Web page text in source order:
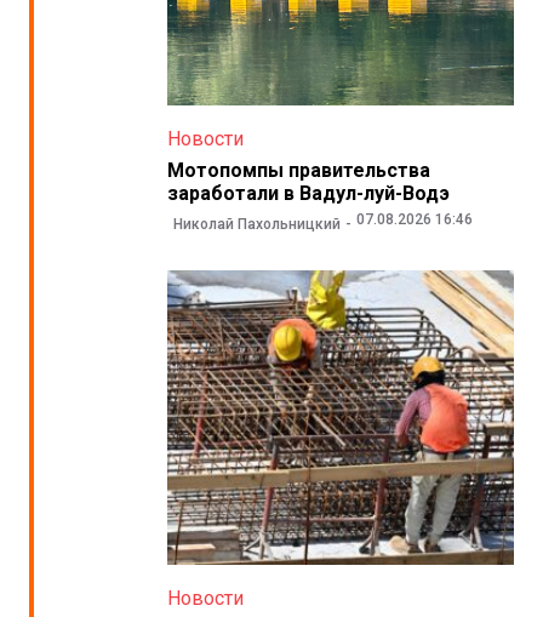
Новости
Мотопомпы правительства
заработали в Вадул-луй-Водэ
Николай Пахольницкий 07.08.2026 16:46
Новости